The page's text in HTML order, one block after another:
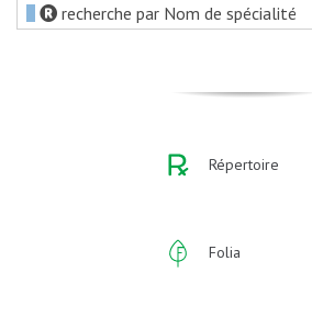
recherche par Nom de spécialité
Répertoire
Folia